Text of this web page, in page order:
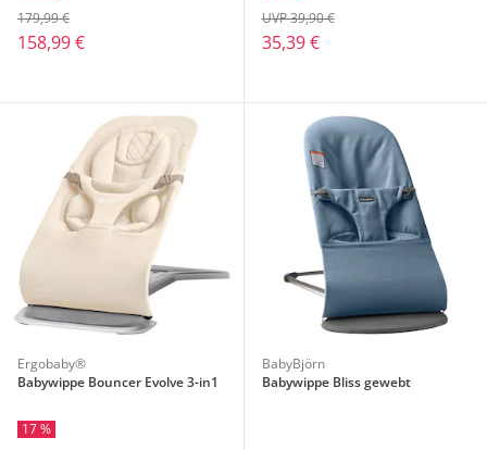
179,99 €
158,99 € 35,39 €
UVP 39,90 €
Ergobaby®
Babywippe Bouncer Evolve 3-in1
17 %
BabyBjörn
Babywippe Bliss gewebt